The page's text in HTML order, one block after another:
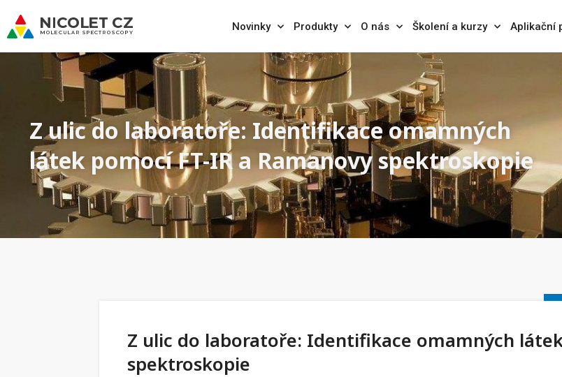
Novinky Produkty O nás Školení a kurzy Aplikační
Z ulic do laboratoře: Identifikace omamných
látek pomocí FT-IR a Ramanovy spektroskopie
Z ulic do laboratoře: Identifikace omamných
spektroskopie